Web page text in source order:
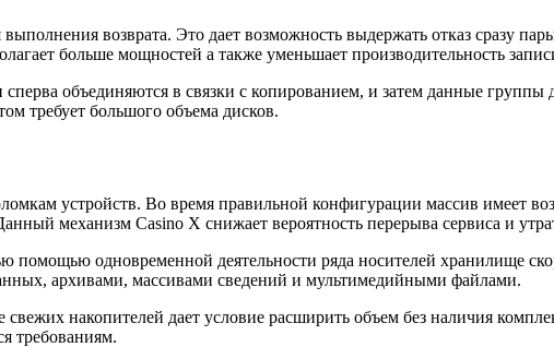
возврата. Это дает возможность выдержать отказ сразу
больше мощностей а также уменьшает производительность
объединяются в связки с копированием, и затем данные
требует большого объема дисков.
устройств. Во время правильной конфигурации массив имеет
механизм Casino X снижает вероятность перерыва сервиса и
одновременной деятельности ряда носителей хранилище
архивами, массивами сведений и мультимедийными файлами.
накопителей дает условие расширить объем без наличия
требованиям.